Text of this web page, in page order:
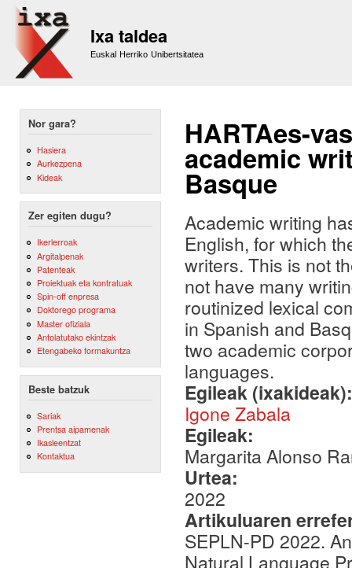
Ixa taldea
Euskal Herriko Unibertsitatea
Nor gara?
Hasiera
Aurkezpena
Kideak
Zer egiten dugu?
Ikerlerroak
Argitalpenak
Patenteak
Proiektuak eta kontratuak
Spin-off enpresa
Doktorego programa
Master ofiziala
Antolatutako ekintzak
Etengabeko formakuntza
Beste batzuk
Sariak
Prentsa aipamenak
Ikasleentzat
Kontaktua
HARTAes-
academic
Basque
Academic writing
English, for which
writers. This is not
not have many
routinized lexical
in Spanish and
two academic
languages.
Egileak
Igone Zabala
Egileak:
Margarita Alonso
Urtea:
2022
Artikuluaren
SEPLN-PD 2022.
Natural Language